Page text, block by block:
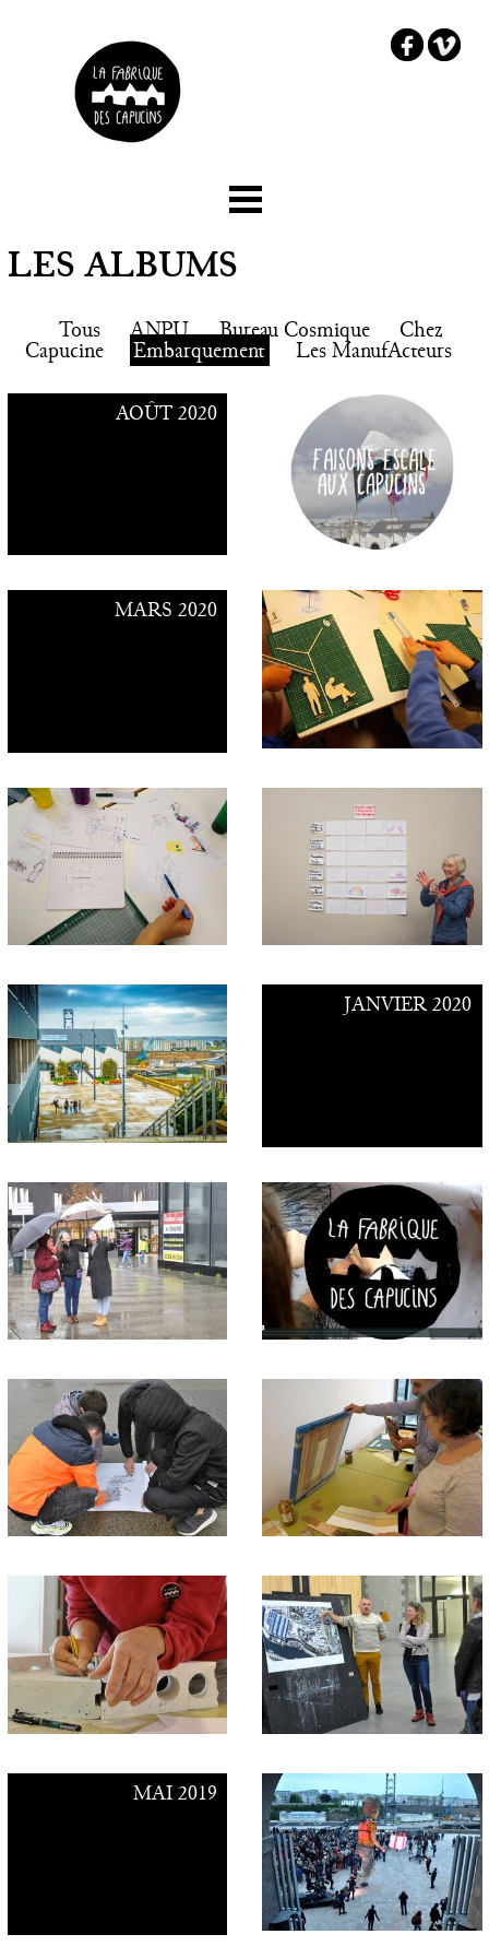
☰ Menu
Les partenaires
Comment embarquer ?
Chez Capucine
LES ALBUMS
Tous ANPU Bureau Cosmique Chez
Capucine Embarquement Les ManufActeurs
AOÛT 2020
MARS 2020
JANVIER 2020
MAI 2019